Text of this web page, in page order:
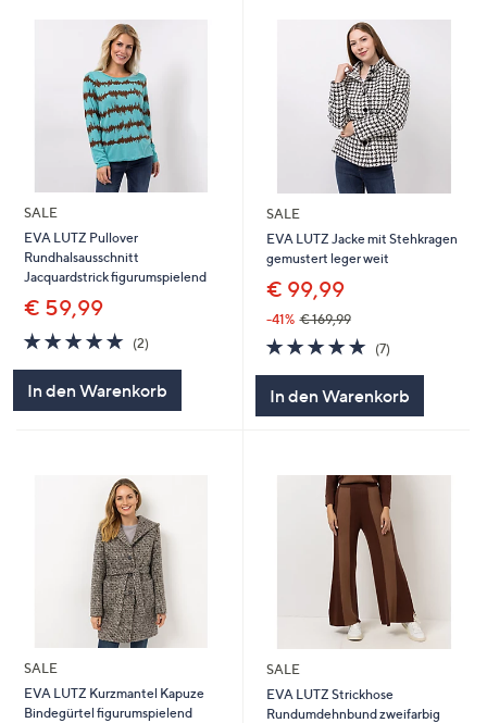
SALE
EVA LUTZ Pullover
Rundhalsausschnitt
Jacquardstrick figurumspielend
€ 59,99
5.0
von
5
(2)
In den Warenkorb
SALE
EVA LUTZ Jacke mit Stehkragen
gemustert leger weit
€ 99,99
-41% € 169,99
5.0
von
5
(7)
In den Warenkorb
SALE
EVA LUTZ Kurzmantel Kapuze
Bindegürtel figurumspielend
SALE
EVA LUTZ Strickhose
Rundumdehnbund zweifarbig